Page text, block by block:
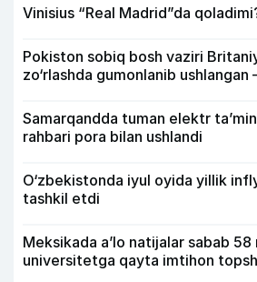
Vinisius “Real Madrid”da
Pokiston sobiq bosh vaziri
zo‘rlashda gumonlanib
Samarqandda tuman elektr
rahbari pora bilan ushlandi
O‘zbekistonda iyul oyida yillik
tashkil etdi
Meksikada a’lo natijalar sabab
universitetga qayta imtihon